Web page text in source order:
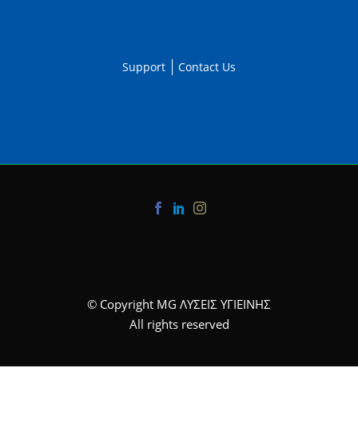
Support Contact Us
© Copyright MG ΛΥΣΕΙΣ ΥΓΙΕΙΝΗΣ
All rights reserved